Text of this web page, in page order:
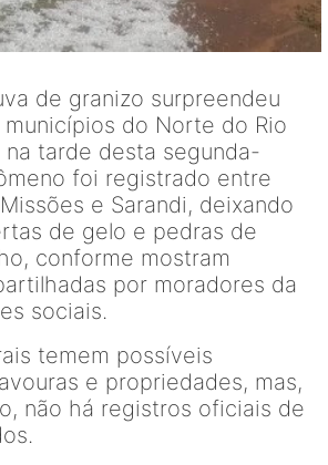
de granizo surpreendeu
do Norte do Rio
na tarde desta segunda-
foi registrado entre
e Sarandi, deixando
de gelo e pedras de
conforme mostram
por moradores da
sociais.
temem possíveis
e propriedades, mas,
não há registros oficiais de